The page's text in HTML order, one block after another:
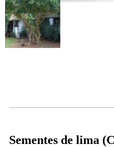
Sementes de lima